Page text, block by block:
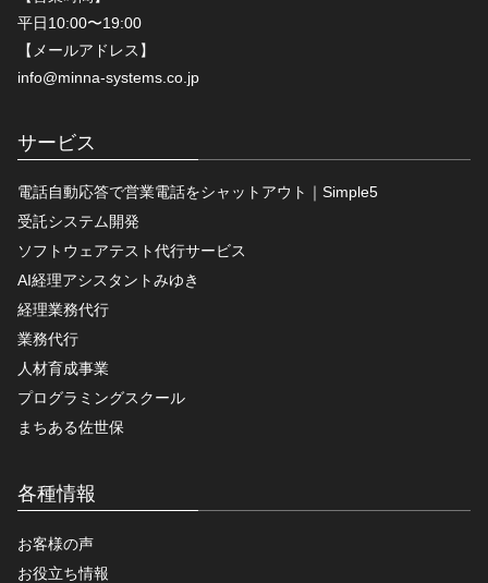
平日10:00〜19:00
【メールアドレス】
info@minna-systems.co.jp
サービス
電話自動応答で営業電話をシャットアウト｜Simple5
受託システム開発
ソフトウェアテスト代行サービス
AI経理アシスタントみゆき
経理業務代行
業務代行
人材育成事業
プログラミングスクール
まちある佐世保
各種情報
お客様の声
お役立ち情報